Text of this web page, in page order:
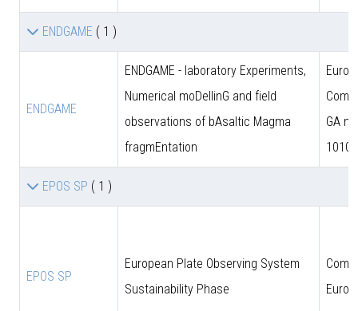
ENDGAME ( 1 )
ENDGAME
ENDGAME - laboratory Experiments,
Numerical moDellinG and field
observations of bAsaltic Magma
fragmEntation
GA n.
EPOS SP ( 1 )
EPOS SP
European Plate Observing System
Sustainability Phase